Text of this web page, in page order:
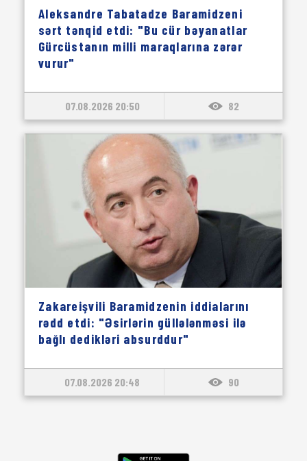
Aleksandre Tabatadze Baramidzeni
sərt tənqid etdi: "Bu cür bəyanatlar
Gürcüstanın milli maraqlarına zərər
vurur"
07.08.2026 20:50 82
Zakareişvili Baramidzenin iddialarını
rədd etdi: "Əsirlərin güllələnməsi ilə
bağlı dedikləri absurddur"
07.08.2026 20:48 90